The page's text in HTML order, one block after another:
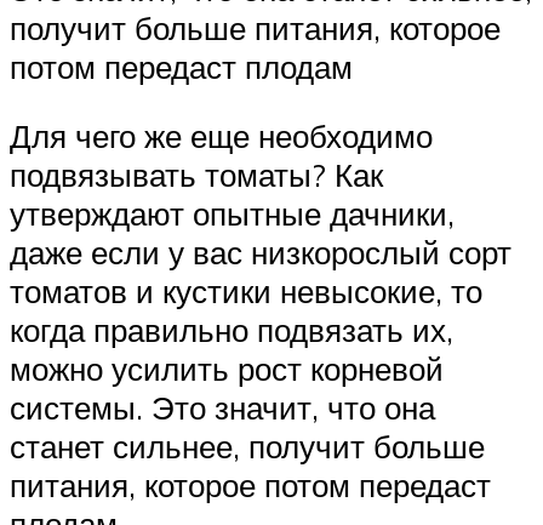
получит больше питания, которое
потом передаст плодам
Для чего же еще необходимо
подвязывать томаты? Как
утверждают опытные дачники,
даже если у вас низкорослый сорт
томатов и кустики невысокие, то
когда правильно подвязать их,
можно усилить рост корневой
системы. Это значит, что она
станет сильнее, получит больше
питания, которое потом передаст